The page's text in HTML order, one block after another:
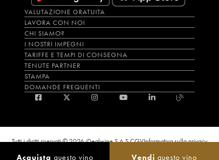
Acquista questo vino Vendi questo vino
VALUTAZIONE GRATUITA
LAVORA CON NOI
CHI SIAMO?
I NOSTRI IMPEGNI
TARIFFE E TEMPI DI CONSEGNA
TENUTE PARTNER
STAMPA
DOMANDE FREQUENTI
Tutti i diritti riservati © 2026 iDealwine S.A.S.CGVInformativa sulla privacy